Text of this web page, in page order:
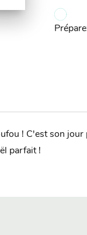
! C'est son
parfait !